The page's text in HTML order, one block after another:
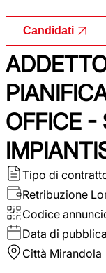
Candidati
OFFICE -
Tipo di
Retribuzione
Codice
Data di
Città Mirandola